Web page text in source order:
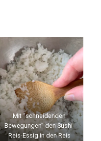
Mit “schneidenden
Bewegungen” den Sushi-
Reis-Essig in den Reis